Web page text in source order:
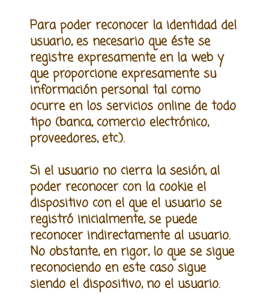
Para poder reconocer la identidad del
usuario, es necesario que éste se
registre expresamente en la web y
que proporcione expresamente su
información personal tal como
ocurre en los servicios online de todo
tipo (banca, comercio electrónico,
proveedores, etc.).
Si el usuario no cierra la sesión, al
poder reconocer con la cookie el
dispositivo con el que el usuario se
registró inicialmente, se puede
reconocer indirectamente al usuario.
No obstante, en rigor, lo que se sigue
reconociendo en este caso sigue
siendo el dispositivo, no el usuario.